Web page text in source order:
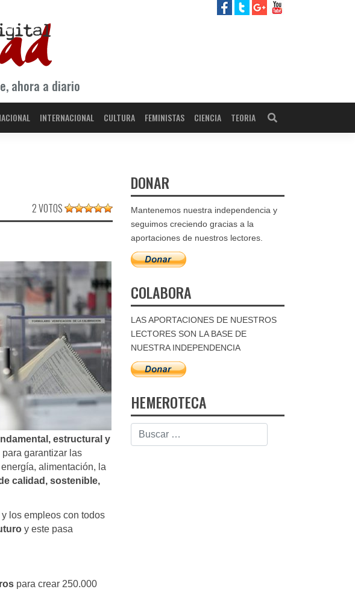
ahora a diario
INTERNACIONAL CULTURA FEMINISTAS CIENCIA TEORIA
2 VOTOS
estructural y
garantizar las
alimentación, la
calidad, sostenible,
los empleos con todos
y este pasa
para crear 250.000
DONAR
Mantenemos nuestra independencia y
seguimos creciendo gracias a la
aportaciones de nuestros lectores.
COLABORA
LAS APORTACIONES DE NUESTROS
LECTORES SON LA BASE DE
NUESTRA INDEPENDENCIA
HEMEROTECA